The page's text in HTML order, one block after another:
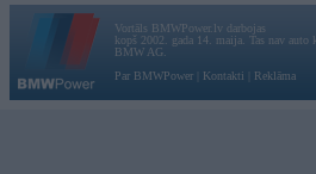
Vortāls BMWPower.lv darbojas
kopš 2002. gada 14. maija. Tas nav auto
BMW AG.
Par BMWPower
Kontakti Reklāma